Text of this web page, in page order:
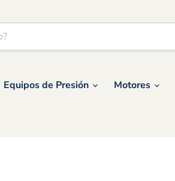
Equipos de Presión Motores